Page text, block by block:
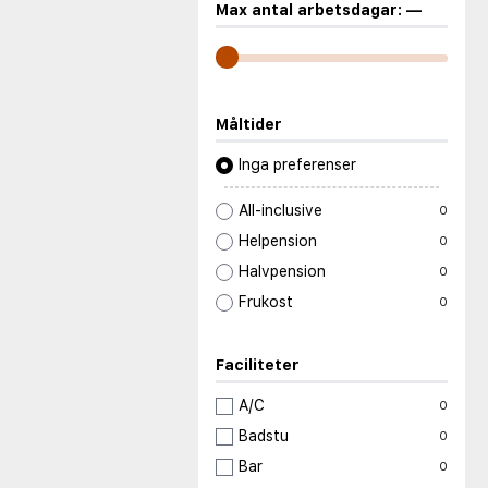
Max antal arbetsdagar: —
Måltider
Inga preferenser
All-inclusive 0
Helpension 0
Halvpension 0
Frukost 0
Faciliteter
A/C 0
Badstu 0
Bar 0